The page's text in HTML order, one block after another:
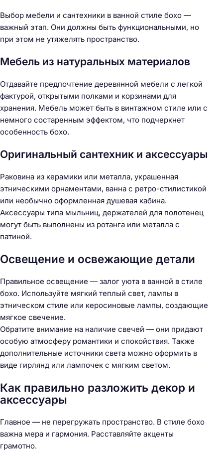
Выбор мебели и сантехники в ванной стиле бохо —
важный этап. Они должны быть функциональными, но
при этом не утяжелять пространство.
Мебель из натуральных материалов
Отдавайте предпочтение деревянной мебели с легкой
фактурой, открытыми полками и корзинами для
хранения. Мебель может быть в винтажном стиле или с
немного состаренным эффектом, что подчеркнет
особенность бохо.
Оригинальный сантехник и аксессуары
Раковина из керамики или металла, украшенная
этническими орнаментами, ванна с ретро-стилистикой
или необычно оформленная душевая кабина.
Аксессуары типа мыльниц, держателей для полотенец
могут быть выполнены из ротанга или металла с
патиной.
Освещение и освежающие детали
Правильное освещение — залог уюта в ванной в стиле
бохо. Используйте мягкий теплый свет, лампы в
этническом стиле или керосиновые лампы, создающие
мягкое свечение.
Обратите внимание на наличие свечей — они придают
особую атмосферу романтики и спокойствия. Также
дополнительные источники света можно оформить в
виде гирлянд или лампочек с мягким светом.
Как правильно разложить декор и
аксессуары
Главное — не перегружать пространство. В стиле бохо
важна мера и гармония. Расставляйте акценты
грамотно.